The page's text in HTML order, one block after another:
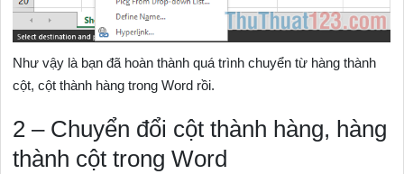
Như vậy là bạn đã hoàn thành quá trình chuyển từ hàng thành
cột, cột thành hàng trong Word rồi.
2 – Chuyển đổi cột thành hàng, hàng
thành cột trong Word